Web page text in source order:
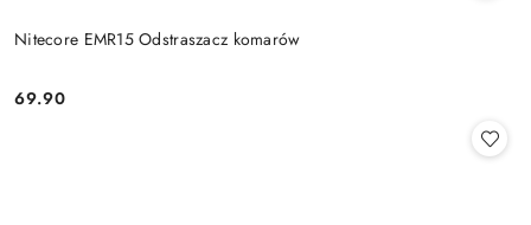
Nitecore EMR15 Odstraszacz komarów
Cena:
69.90